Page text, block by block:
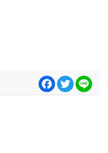
FacebookTwitter